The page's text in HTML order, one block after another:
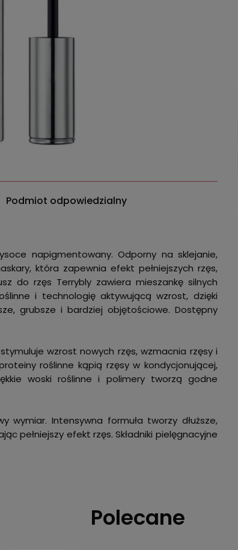
Podmiot odpowiedzialny
napigmentowany. Odporny na sklejanie,
która zapewnia efekt pełniejszych rzęs,
do rzęs Terrybly zawiera mieszankę silnych
i technologię aktywującą wzrost, dzięki
grubsze i bardziej objętościowe. Dostępny
wzrost nowych rzęs, wzmacnia rzęsy i
roślinne kąpią rzęsy w kondycjonującej,
woski roślinne i polimery tworzą godne
wymiar. Intensywna formuła tworzy dłuższe,
pełniejszy efekt rzęs. Składniki pielęgnacyjne
Polecane